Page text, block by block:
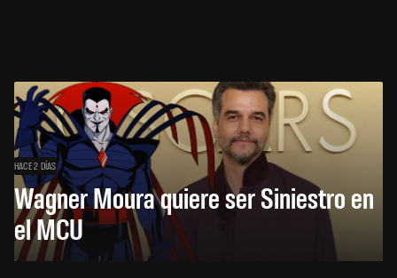
HACE 2 DÍAS
Wagner Moura quiere ser Siniestro en
el MCU